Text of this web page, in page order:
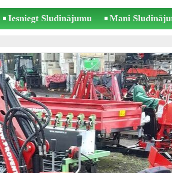
Iesniegt Sludinājumu Mani